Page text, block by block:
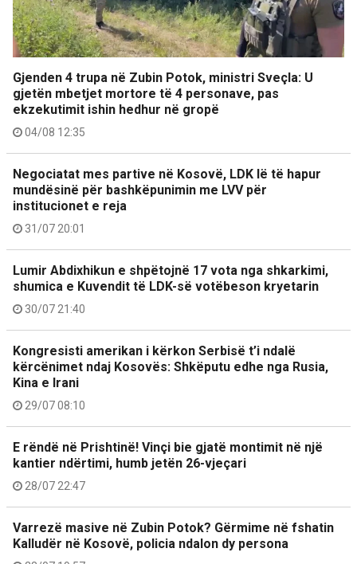
Gjenden 4 trupa në Zubin Potok, ministri Sveçla: U
gjetën mbetjet mortore të 4 personave, pas
ekzekutimit ishin hedhur në gropë
04/08 12:35
Negociatat mes partive në Kosovë, LDK lë të hapur
mundësinë për bashkëpunimin me LVV për
institucionet e reja
31/07 20:01
Lumir Abdixhikun e shpëtojnë 17 vota nga shkarkimi,
shumica e Kuvendit të LDK-së votëbeson kryetarin
30/07 21:40
Kongresisti amerikan i kërkon Serbisë t’i ndalë
kërcënimet ndaj Kosovës: Shkëputu edhe nga Rusia,
Kina e Irani
29/07 08:10
E rëndë në Prishtinë! Vinçi bie gjatë montimit në një
kantier ndërtimi, humb jetën 26-vjeçari
28/07 22:47
Varrezë masive në Zubin Potok? Gërmime në fshatin
Kalludër në Kosovë, policia ndalon dy persona